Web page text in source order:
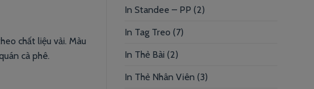
chất liệu vải. Màu
cà phê.
In Standee – PP (2)
In Tag Treo (7)
In Thẻ Bài (2)
In Thẻ Nhân Viên (3)